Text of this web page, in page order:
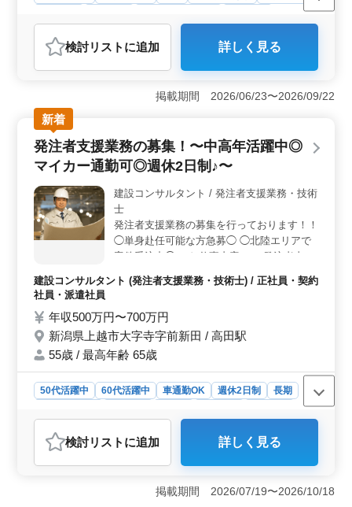
おすすめポイント
＜多彩な建設プロジェクトへの参加＞ 土木施工管理の
重要なポジションで、希望のプロジェクトに参加できま
い業務を通じてスキルを磨けます。 ＜中高年向けの
働きやすい環境＞ 中高年層が活躍する職場で、年収500
万円〜700万円という魅力的な給与水準で働けます。寮・
社宅があり、福利厚生も充実しています。 ＜経験を
活かせる成長分野＞ 平均年齢51.2歳で、最高年齢68歳
までの幅広い年齢層が活躍する環境です。経験豊富な
方々が増員募集されており、安定した環境で長く働ける
可能性があります。
検討リスト に追加 詳しく見る
掲載期間 2026/06/23〜2026/09/22
新着
発注者支援業務の募集！〜中高年活躍中◎
マイカー通勤可◎週休2日制♪〜
建設コンサルタント / 発注者支援業務・技術
士
発注者支援業務の募集を行っております！！
◯単身赴任可能な方急募◯ ◯北陸エリアで
案件受注中◯ 〜お仕事内容〜 ・発注者支援
工程・安全)、施工計画、積算、設計変更 ・
CAD操作あり ・資料作成業務 等 ＊無料駐車
場完備 ＊マイカー通勤可 ＊50代、60代歓迎
50代以上で土木施工管理業務経験者の方、
募お待ちしております／
建設コンサルタント (発注者支援業務・技術士) / 正社員・契約
社員・派遣社員
年収500万円〜700万円
新潟県上越市大字寺字前新田 / 高田駅
55歳 / 最高年齢 65歳
50代活躍中 60代活躍中 車通勤OK 週休2日制
長期
おすすめポイント
＜仕事内容＞ 新潟県上越市で発注者支援業務の募集で
す。工事監督支援業務やCAD操作など、幅広い業務を担
当します。地域密着型の案件に携わり、工事管理や施工
検討リスト に追加 詳しく見る
掲載期間 2026/07/19〜2026/10/18